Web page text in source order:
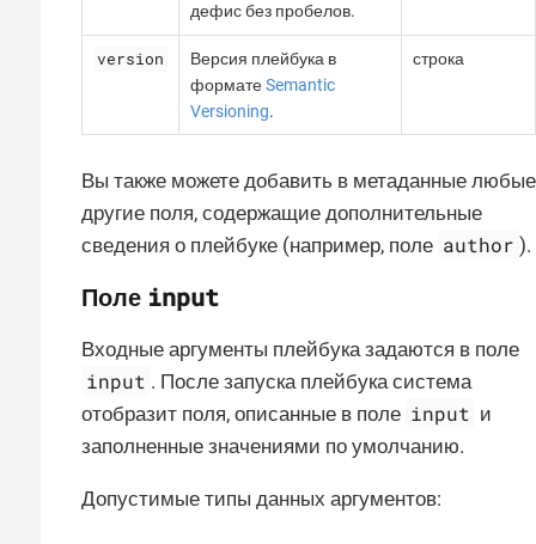
дефис без пробелов.
version
Версия плейбука в
форматеSemantic
Versioning.
строка
Вы также можете добавить в метаданные любые
другие поля, содержащие дополнительные
сведения о плейбуке (например, поле author ).
Поле input
Входные аргументы плейбука задаются в поле
input . После запуска плейбука система
отобразит поля, описанные в поле input и
заполненные значениями по умолчанию.
Допустимые типы данных аргументов: